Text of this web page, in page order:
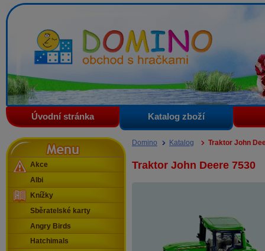
Domino - obchod s hračkami
Úvodní stránka Katalog zboží
Domino Katalog Traktor John
Traktor John Deere 7530
Menu
Akce
Albi
Knížky
Sběratelské karty
Angry Birds
Hatchimals